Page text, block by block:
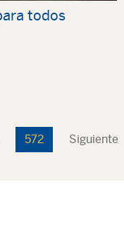
todos
572 Siguiente